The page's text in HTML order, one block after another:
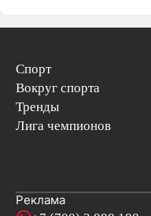
Спорт
Вокруг спорта
Тренды
Лига чемпионов
Реклама